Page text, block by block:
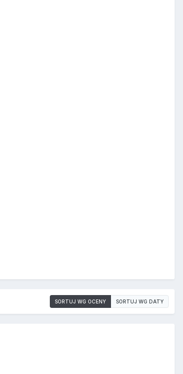
SORTUJ WG OCENY SORTUJ WG DATY